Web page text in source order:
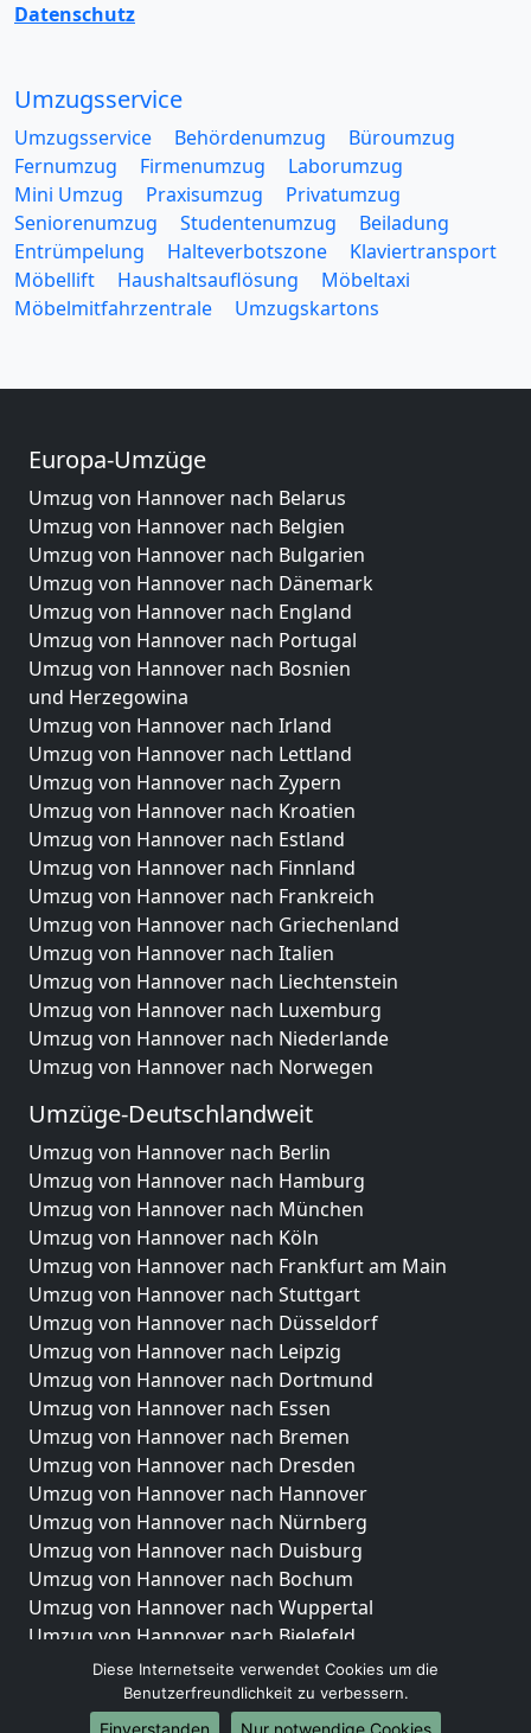
Datenschutz
Umzugsservice
Umzugsservice Behördenumzug
Büroumzug
Fernumzug
Firmenumzug
Laborumzug
Mini Umzug
Praxisumzug
Privatumzug
Seniorenumzug
Studentenumzug
Beiladung
Entrümpelung
Halteverbotszone
Klaviertransport
Möbellift
Haushaltsauflösung
Möbeltaxi
Möbelmitfahrzentrale
Umzugskartons
Europa-Umzüge
Umzug von Hannover nach Belarus
Umzug von Hannover nach Belgien
Umzug von Hannover nach Bulgarien
Umzug von Hannover nach Dänemark
Umzug von Hannover nach England
Umzug von Hannover nach Portugal
Umzug von Hannover nach Bosnien
und Herzegowina
Umzug von Hannover nach Irland
Umzug von Hannover nach Lettland
Umzug von Hannover nach Zypern
Umzug von Hannover nach Kroatien
Umzug von Hannover nach Estland
Umzug von Hannover nach Finnland
Umzug von Hannover nach Frankreich
Umzug von Hannover nach Griechenland
Umzug von Hannover nach Italien
Umzug von Hannover nach Liechtenstein
Umzug von Hannover nach Luxemburg
Umzug von Hannover nach Niederlande
Umzug von Hannover nach Norwegen
Umzüge-Deutschlandweit
Umzug von Hannover nach Berlin
Umzug von Hannover nach Hamburg
Umzug von Hannover nach München
Umzug von Hannover nach Köln
Umzug von Hannover nach Frankfurt am Main
Umzug von Hannover nach Stuttgart
Umzug von Hannover nach Düsseldorf
Umzug von Hannover nach Leipzig
Umzug von Hannover nach Dortmund
Umzug von Hannover nach Essen
Umzug von Hannover nach Bremen
Umzug von Hannover nach Dresden
Umzug von Hannover nach Hannover
Umzug von Hannover nach Nürnberg
Umzug von Hannover nach Duisburg
Umzug von Hannover nach Bochum
Umzug von Hannover nach Wuppertal
Umzug von Hannover nach Bielefeld
Umzug von Hannover nach Bonn
Umzug von Hannover nach Münster
Diese Internetseite verwendet Cookies um die
Benutzerfreundlichkeit zu verbessern.
Einverstanden
Nur notwendige Cookies